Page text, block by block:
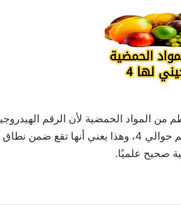
صحيح علميًا.